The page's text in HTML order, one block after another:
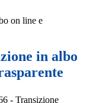
on line e
in albo
- Transizione